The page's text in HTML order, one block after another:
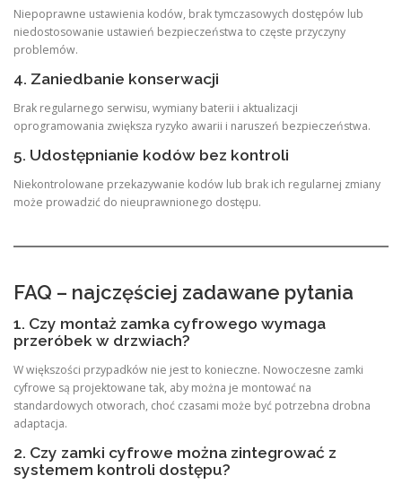
Niepoprawne ustawienia kodów, brak tymczasowych dostępów lub
niedostosowanie ustawień bezpieczeństwa to częste przyczyny
problemów.
4. Zaniedbanie konserwacji
Brak regularnego serwisu, wymiany baterii i aktualizacji
oprogramowania zwiększa ryzyko awarii i naruszeń bezpieczeństwa.
5. Udostępnianie kodów bez kontroli
Niekontrolowane przekazywanie kodów lub brak ich regularnej zmiany
może prowadzić do nieuprawnionego dostępu.
FAQ – najczęściej zadawane pytania
1. Czy montaż zamka cyfrowego wymaga
przeróbek w drzwiach?
W większości przypadków nie jest to konieczne. Nowoczesne zamki
cyfrowe są projektowane tak, aby można je montować na
standardowych otworach, choć czasami może być potrzebna drobna
adaptacja.
2. Czy zamki cyfrowe można zintegrować z
systemem kontroli dostępu?